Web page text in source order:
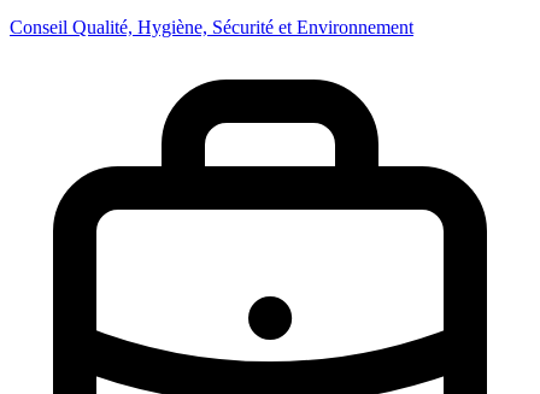
Conseil Qualité, Hygiène, Sécurité et Environnement